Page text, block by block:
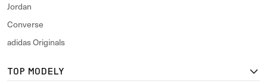
Jordan
Converse
adidas Originals
TOP MODELY